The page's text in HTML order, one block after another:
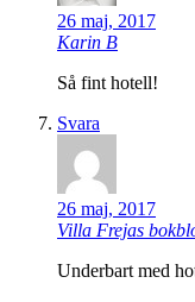
26 maj, 2017
Karin B
Så fint hotell!
Svara
26 maj, 2017
Villa Frejas
Underbart med